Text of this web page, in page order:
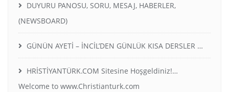
DUYURU PANOSU, SORU, MESAJ, HABERLER,
(NEWSBOARD)
GÜNÜN AYETİ – İNCİL’DEN GÜNLÜK KISA DERSLER …
HRİSTİYANTÜRK.COM Sitesine Hoşgeldiniz!…
Welcome to www.Christianturk.com